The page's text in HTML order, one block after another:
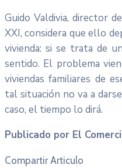
Guido Valdivia, director
XXI, considera que ello
vivienda: si se trata de
sentido. El problema
viviendas familiares de
tal situación no va a
caso, el tiempo lo dirá.
Publicado por El
Compartir Articulo